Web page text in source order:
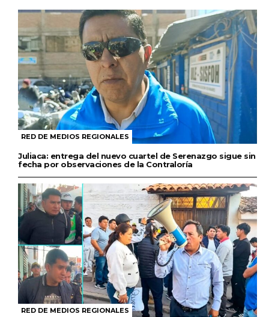
RED DE MEDIOS REGIONALES
Juliaca: entrega del nuevo cuartel de Serenazgo sigue sin
fecha por observaciones de la Contraloría
RED DE MEDIOS REGIONALES